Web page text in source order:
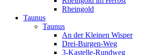
Rheingold
Taunus
Taunus
An der Kleinen Wisper
Drei-Burgen-Weg
3-Kastelle-Rundweg